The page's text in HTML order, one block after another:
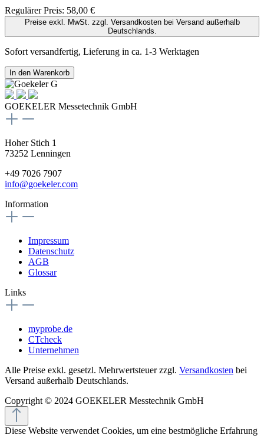
Regulärer Preis: 58,00 €
Preise exkl. MwSt. zzgl. Versandkosten bei Versand außerhalb
Deutschlands.
Sofort versandfertig, Lieferung in ca. 1-3 Werktagen
In den Warenkorb
GOEKELER Messetechnik GmbH
Hoher Stich 1
73252 Lenningen
+49 7026 7907
info@goekeler.com
Information
Impressum
Datenschutz
AGB
Glossar
Links
myprobe.de
CTcheck
Unternehmen
Alle Preise exkl. gesetzl. Mehrwertsteuer zzgl. Versandkosten bei
Versand außerhalb Deutschlands.
Copyright © 2024 GOEKELER Messtechnik GmbH
Diese Website verwendet Cookies, um eine bestmögliche Erfahrung